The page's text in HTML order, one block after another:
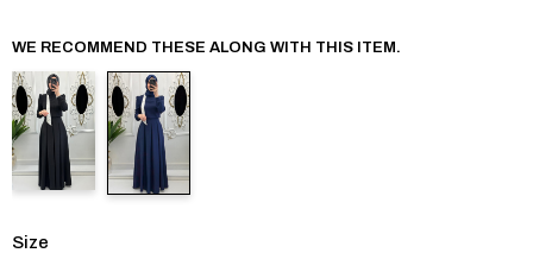
WE RECOMMEND THESE ALONG WITH THIS ITEM.
Size